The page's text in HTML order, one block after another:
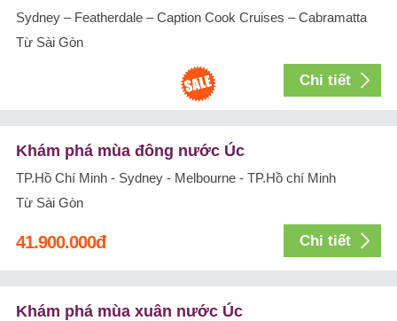
Sydney – Featherdale – Caption Cook Cruises – Cabramatta
Từ Sài Gòn
Chi tiết
Khám phá mùa đông nước Úc
TP.Hồ Chí Minh - Sydney - Melbourne - TP.Hồ chí Minh
Từ Sài Gòn
41.900.000đ Chi tiết
Khám phá mùa xuân nước Úc